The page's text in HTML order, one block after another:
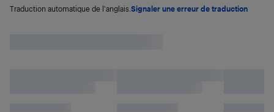
Traduction automatique de l'anglais. Signaler une erreur de traduction